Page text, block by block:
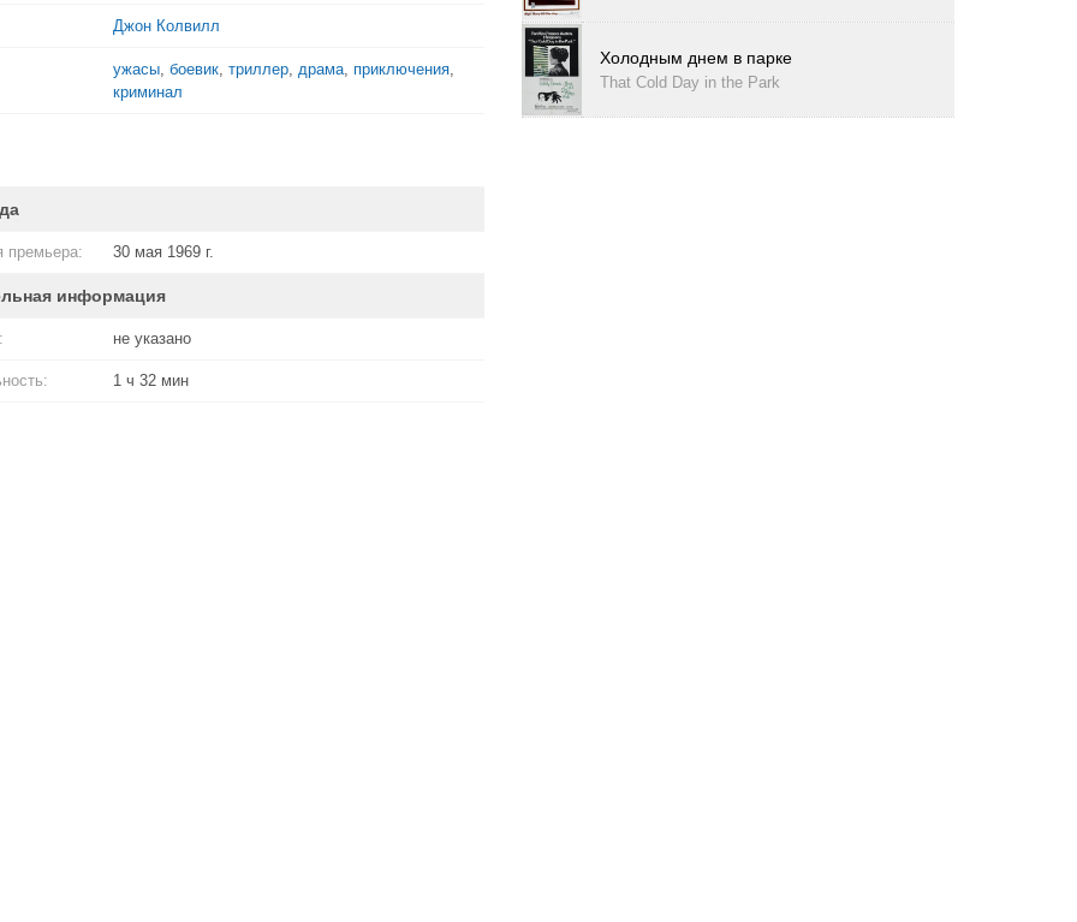
Джон Колвилл
ужасы, боевик, триллер, драма, приключения,
криминал
премьера: 30 мая 1969 г.
информация
не указано
1 ч 32 мин
Холодным днем в парке
That Cold Day in the Park